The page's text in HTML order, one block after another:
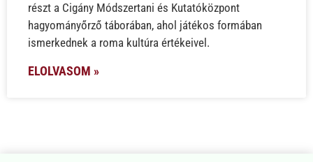
részt a Cigány Módszertani és Kutatóközpont
hagyományőrző táborában, ahol játékos formában
ismerkednek a roma kultúra értékeivel.
ELOLVASOM »